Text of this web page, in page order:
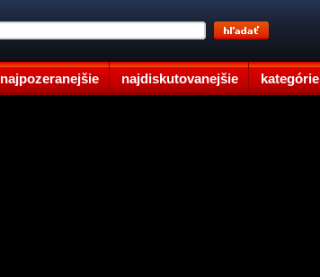
najpozeranejšie najdiskutovanejšie kategórie